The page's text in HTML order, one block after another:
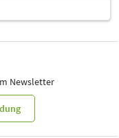
Newsletter